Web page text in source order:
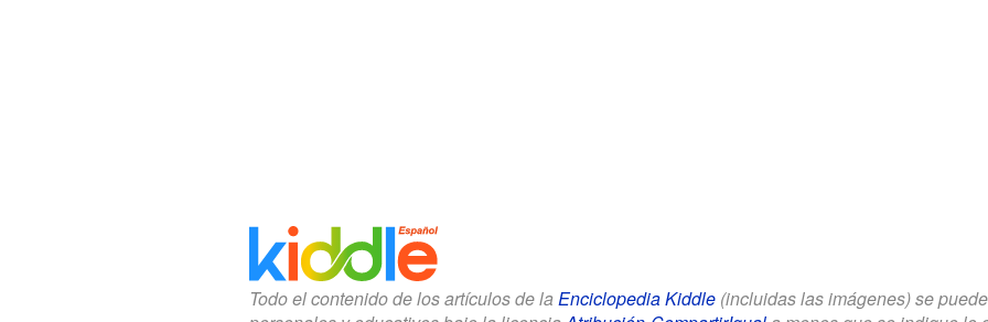
Todo el contenido de los artículos de la Enciclopedia Kiddle(incluidas las imágenes) se